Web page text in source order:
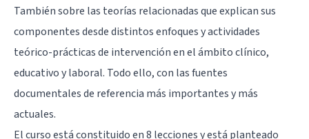
También sobre las teorías relacionadas que explican sus
componentes desde distintos enfoques y actividades
teórico-prácticas de intervención en el ámbito clínico,
educativo y laboral. Todo ello, con las fuentes
documentales de referencia más importantes y más
actuales.
El curso está constituido en 8 lecciones y está planteado